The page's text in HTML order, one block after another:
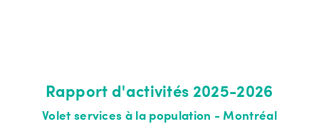
Rapport d'activités 2025-2026
Volet services à la population - Montréal